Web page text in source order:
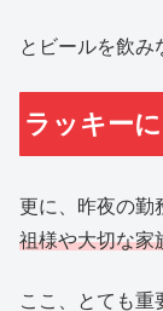
とビールを飲み
ラッキー
更に、昨夜の勤
祖様や大切な家
ここ、とても重